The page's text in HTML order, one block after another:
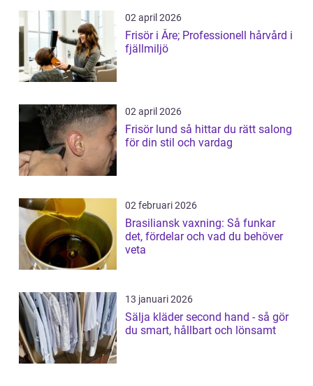
02 april 2026
Frisör i Åre; Professionell hårvård i
fjällmiljö
02 april 2026
Frisör lund så hittar du rätt salong
för din stil och vardag
02 februari 2026
Brasiliansk vaxning: Så funkar
det, fördelar och vad du behöver
veta
13 januari 2026
Sälja kläder second hand - så gör
du smart, hållbart och lönsamt